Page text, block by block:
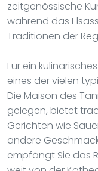
zeitgenössische
während das
Traditionen der
Für ein
eines der vielen
Die Maison des
gelegen, bietet
Gerichten wie
andere
empfängt Sie das